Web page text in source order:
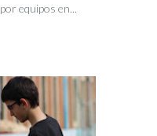
equipos en...